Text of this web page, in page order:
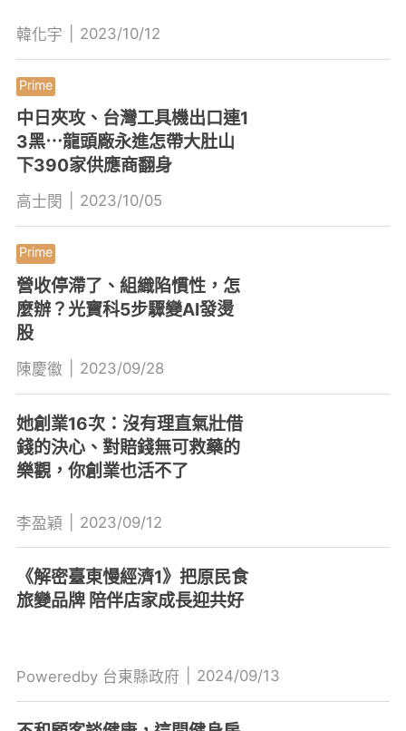
韓化宇 2023/10/12
中日夾攻、台灣工具機出口連1
3黑⋯龍頭廠永進怎帶大肚山
下390家供應商翻身
高士閔 2023/10/05
營收停滯了、組織陷慣性，怎
麼辦？光寶科5步驟變AI發燙
股
陳慶徽 2023/09/28
她創業16次：沒有理直氣壯借
錢的決心、對賠錢無可救藥的
樂觀，你創業也活不了
李盈穎 2023/09/12
《解密臺東慢經濟1》把原民食
旅變品牌 陪伴店家成長迎共好
Poweredby 台東縣政府 2024/09/13